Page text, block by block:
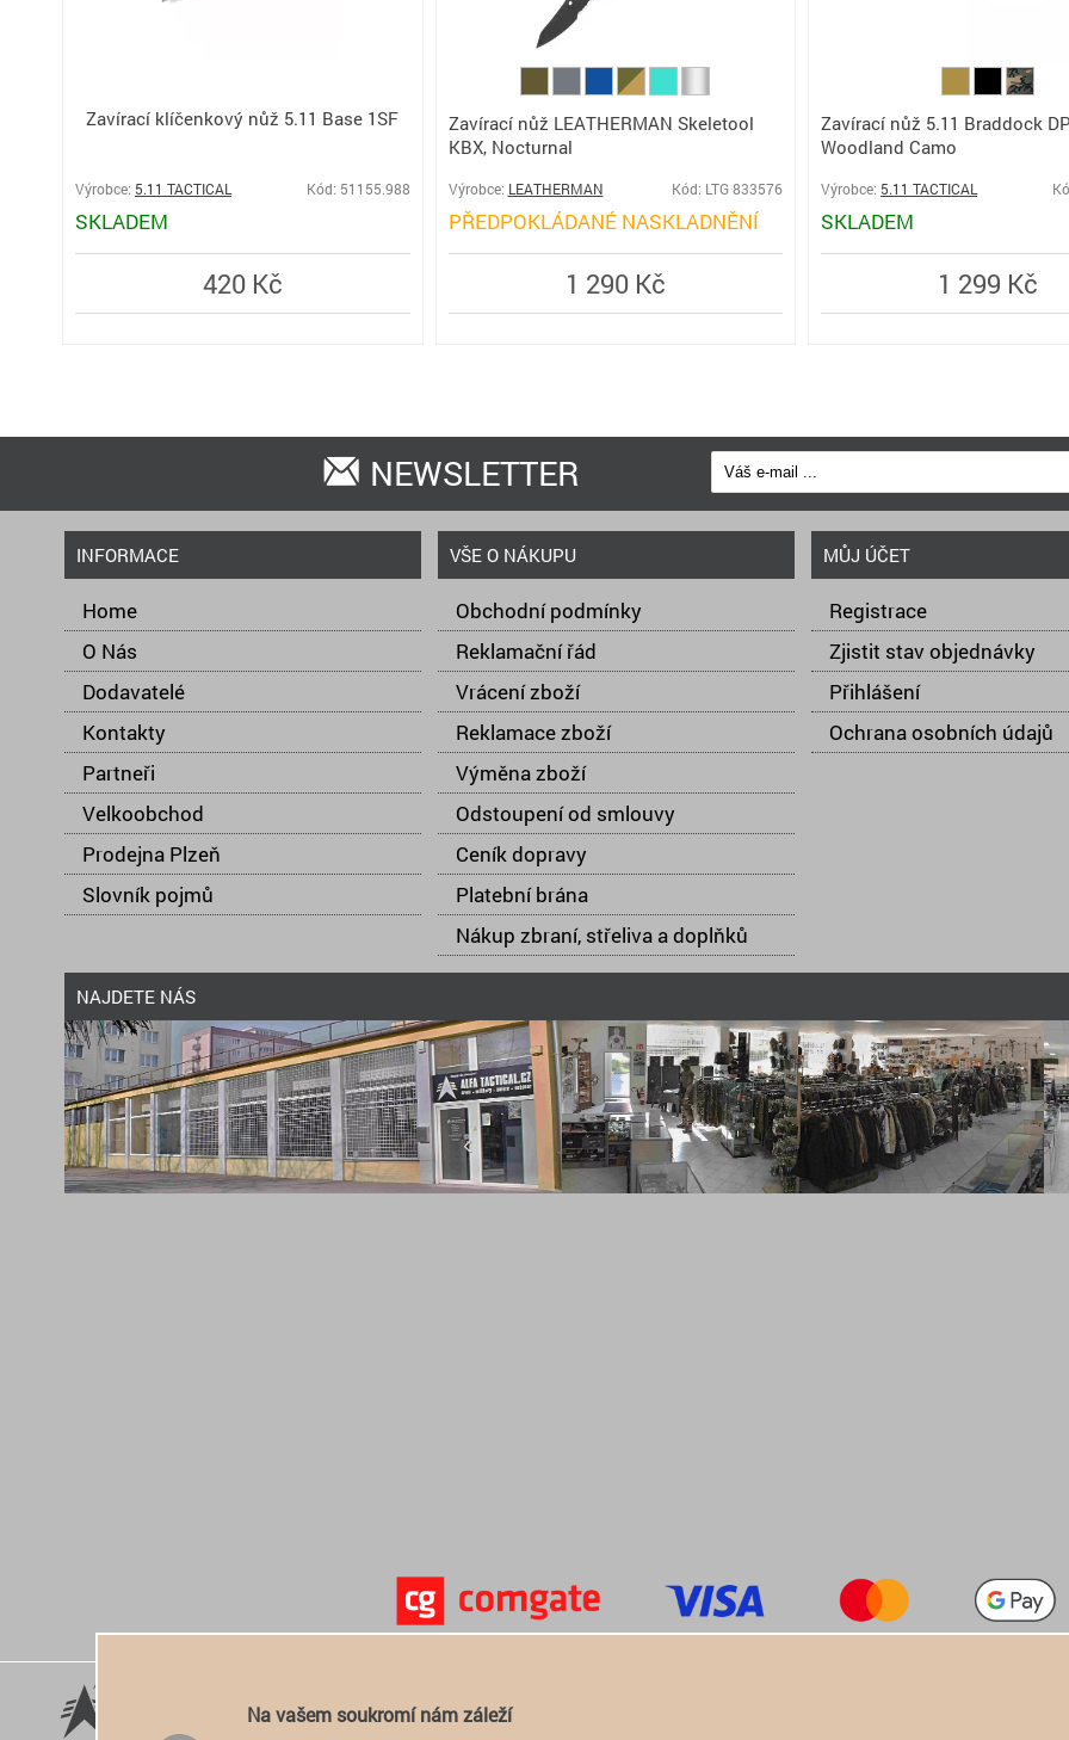
Zavírací klíčenkový nůž 5.11 Base 1SF
Výrobce: 5.11 TACTICAL Kód: 51155.988
SKLADEM
420 Kč
Zavírací nůž LEATHERMAN Skeletool
KBX, Nocturnal
Výrobce: LEATHERMAN Kód: LTG 833576
PŘEDPOKLÁDANÉ NASKLADNĚNÍ
1 290 Kč
Zavírací nůž 5.11 Braddock
Woodland Camo
Výrobce: 5.11 TACTICAL
SKLADEM
1 299 Kč
NEWSLETTER
INFORMACE
Home
O Nás
Dodavatelé
Kontakty
Partneři
Velkoobchod
Prodejna Plzeň
Slovník pojmů
VŠE O NÁKUPU
Obchodní podmínky
Reklamační řád
Vrácení zboží
Reklamace zboží
Výměna zboží
Odstoupení od smlouvy
Ceník dopravy
Platební brána
Nákup zbraní, střeliva a doplňků
MŮJ ÚČET
Registrace
Zjistit stav objednávky
Přihlášení
Ochrana osobních údajů
NAJDETE NÁS
Na vašem soukromí nám záleží